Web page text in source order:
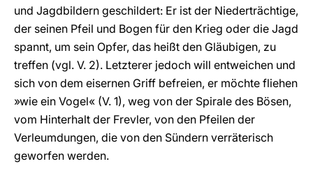
und Jagdbildern geschildert: Er ist der Niederträchtige,
der seinen Pfeil und Bogen für den Krieg oder die Jagd
spannt, um sein Opfer, das heißt den Gläubigen, zu
treffen (vgl. V. 2). Letzterer jedoch will entweichen und
sich von dem eisernen Griff befreien, er möchte fliehen
»wie ein Vogel« (V. 1), weg von der Spirale des Bösen,
vom Hinterhalt der Frevler, von den Pfeilen der
Verleumdungen, die von den Sündern verräterisch
geworfen werden.